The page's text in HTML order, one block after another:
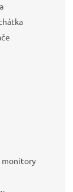
monitory